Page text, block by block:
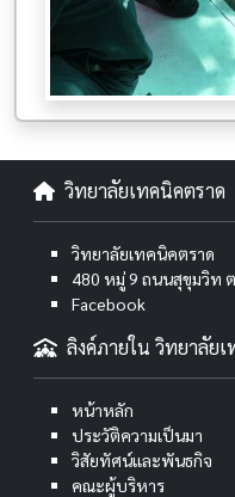
วิทยาลัยเทคนิคตราด
วิทยาลัยเทคนิคตราด
480 หมู่ 9 ถนนสุขุมวิท ต
Facebook
ลิงค์ภายใน วิทยาลัย
หน้าหลัก
ประวัติความเป็นมา
วิสัยทัศน์และพันธกิจ
คณะผู้บริหาร